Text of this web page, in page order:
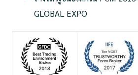
GLOBAL EXPO